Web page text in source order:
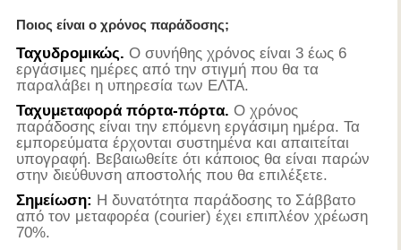
Ποιος είναι ο χρόνος παράδοσης;
Ταχυδρομικώς. Ο συνήθης χρόνος είναι 3 έως 6
εργάσιμες ημέρες από την στιγμή που θα τα
παραλάβει η υπηρεσία των ΕΛΤΑ.
Ταχυμεταφορά πόρτα-πόρτα. Ο χρόνος
παράδοσης είναι την επόμενη εργάσιμη ημέρα. Τα
εμπορεύματα έρχονται συστημένα και απαιτείται
υπογραφή. Βεβαιωθείτε ότι κάποιος θα είναι παρών
στην διεύθυνση αποστολής που θα επιλέξετε.
Σημείωση: Η δυνατότητα παράδοσης το Σάββατο
από τον μεταφορέα (courier) έχει επιπλέον χρέωση
70%.